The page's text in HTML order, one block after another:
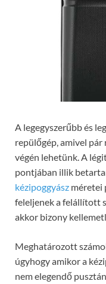
A legegyszerűbb és
repülőgép, amivel
végén lehetünk. A
pontjában illik
kézipoggyász méretei
feleljenek a felállított
akkor bizony
Meghatározott
úgyhogy amikor a
nem elegendő